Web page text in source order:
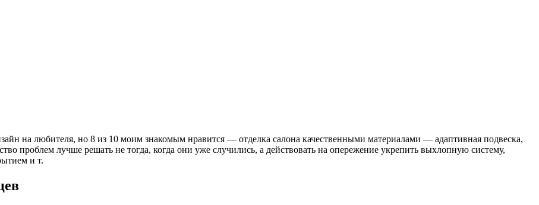
на любителя, но 8 из 10 моим знакомым нравится — отделка салона качественными материалами — адаптивная подвеска,
проблем лучше решать не тогда, когда они уже случились, а действовать на опережение укрепить выхлопную систему,
и т.